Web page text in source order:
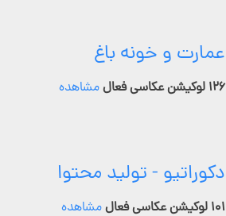
عمارت و خونه باغ
۱۲۶ لوکیشن عکاسی فعال مشاهده
دکوراتیو - تولید محتوا
۱۰۱ لوکیشن عکاسی فعال مشاهده